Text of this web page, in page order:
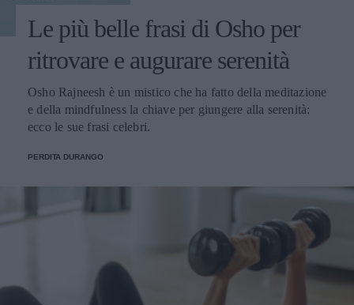
Le più belle frasi di Osho per
ritrovare e augurare serenità
Osho Rajneesh è un mistico che ha fatto della meditazione
e della mindfulness la chiave per giungere alla serenità:
ecco le sue frasi celebri.
PERDITA DURANGO